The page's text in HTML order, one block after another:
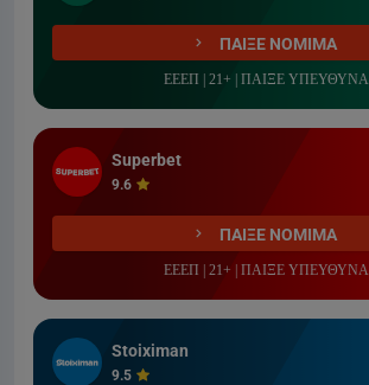
ΠΑΙΞΕ ΝΟΜΙΜΑ
ΕΕΕΠ | 21+ | ΠΑΙΞΕ ΥΠΕΥΘΥΝΑ
Superbet
9.6
ΠΑΙΞΕ ΝΟΜΙΜΑ
ΕΕΕΠ | 21+ | ΠΑΙΞΕ ΥΠΕΥΘΥΝΑ
Stoiximan
9.5